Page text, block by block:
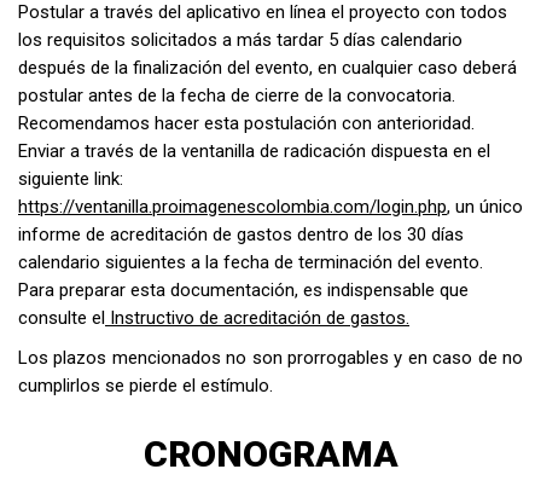
Postular a través del aplicativo en línea el proyecto con todos
los requisitos solicitados a más tardar 5 días calendario
después de la finalización del evento, en cualquier caso deberá
postular antes de la fecha de cierre de la convocatoria.
Recomendamos hacer esta postulación con anterioridad.
Enviar a través de la ventanilla de radicación dispuesta en el
siguiente link:
https://ventanilla.proimagenescolombia.com/login.php, un único
informe de acreditación de gastos dentro de los 30 días
calendario siguientes a la fecha de terminación del evento.
Para preparar esta documentación, es indispensable que
consulte el
Instructivo de acreditación de gastos.
Los plazos mencionados no son prorrogables y en caso de no
cumplirlos se pierde el estímulo.
CRONOGRAMA